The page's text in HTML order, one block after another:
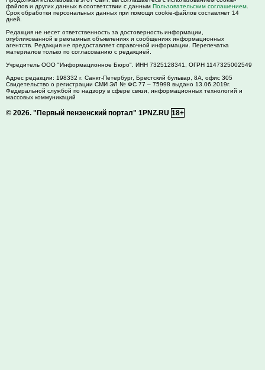
файлов и других данных в соответствии с данным Пользовательским соглашением
Срок обработки персональных данных при помощи cookie-файлов составляет 14
дней.
Редакция не несет ответственность за достоверность информации,
опубликованной в рекламных объявлениях и сообщениях информационных
агентств. Редакция не предоставляет справочной информации. Перепечатка
материалов только по согласованию с редакцией.
Учредитель ООО "Информационное Бюро". ИНН 7325128341, ОГРН 1147325002549
Адрес редакции: 198332 г. Санкт-Петербург, Брестский бульвар, 8А, офис 305
Свидетельство о регистрации СМИ ЭЛ № ФС 77 – 75998 выдано 13.06.2019г.
Федеральной службой по надзору в сфере связи, информационных технологий и
массовых коммуникаций
© 2026. "Первый пензенский портал" 1PNZ.RU 18+